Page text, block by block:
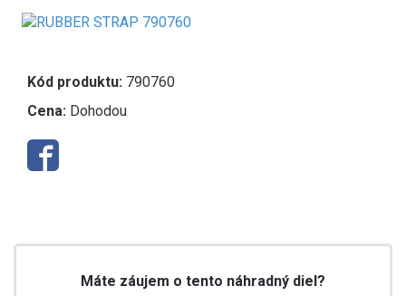
Kód produktu: 790760
Cena: Dohodou
Máte záujem o tento náhradný diel?